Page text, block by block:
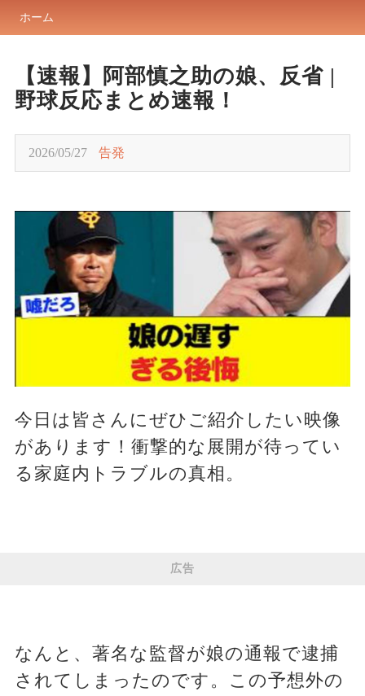
ホーム
【速報】阿部慎之助の娘、反省 |
野球反応まとめ速報！
2026/05/27 告発
今日は皆さんにぜひご紹介したい映像
があります！衝撃的な展開が待ってい
る家庭内トラブルの真相。
広告
なんと、著名な監督が娘の通報で逮捕
されてしまったのです。この予想外の